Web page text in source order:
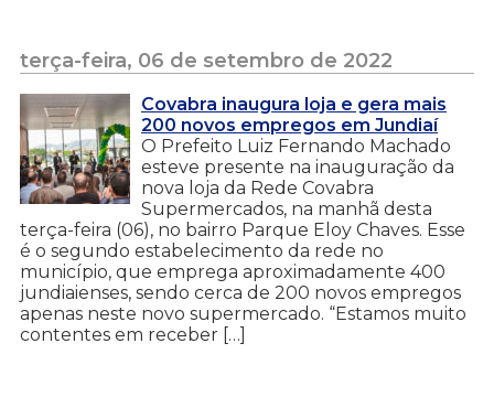
terça-feira, 06 de setembro de 2022
Covabra inaugura loja e gera mais
200 novos empregos em Jundiaí
O Prefeito Luiz Fernando Machado
esteve presente na inauguração da
nova loja da Rede Covabra
Supermercados, na manhã desta
terça-feira (06), no bairro Parque Eloy Chaves. Esse
é o segundo estabelecimento da rede no
município, que emprega aproximadamente 400
jundiaienses, sendo cerca de 200 novos empregos
apenas neste novo supermercado. “Estamos muito
contentes em receber […]